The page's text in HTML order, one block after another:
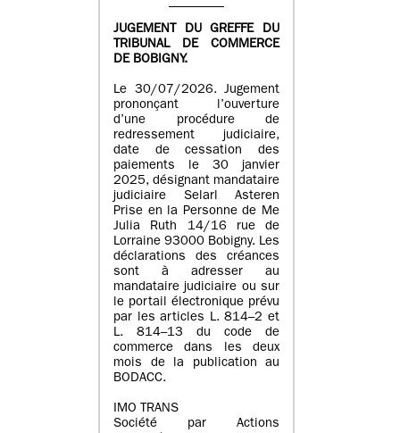
JUGEMENT DU GREFFE DU
TRIBUNAL DE COMMERCE
DE BOBIGNY.
Le 30/07/2026. Jugement
prononçant l’ouverture
d’une procédure de
redressement judiciaire,
date de cessation des
paiements le 30 janvier
2025, désignant mandataire
judiciaire Selarl Asteren
Prise en la Personne de Me
Julia Ruth 14/16 rue de
Lorraine 93000 Bobigny. Les
déclarations des créances
sont à adresser au
mandataire judiciaire ou sur
le portail électronique prévu
par les articles L. 814–2 et
L. 814–13 du code de
commerce dans les deux
mois de la publication au
BODACC.
IMO TRANS
Société par Actions